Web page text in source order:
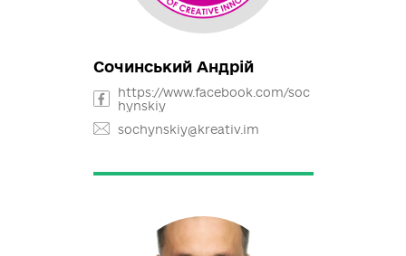
urs.thomann@wetering.ch